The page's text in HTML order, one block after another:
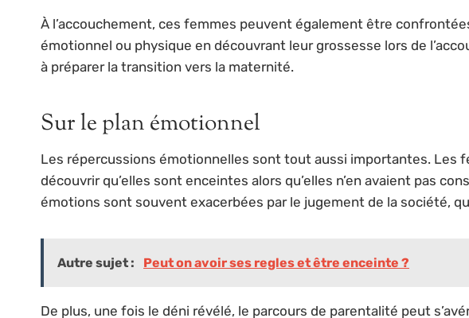
À l’accouchement, ces femmes peuvent également être
émotionnel ou physique en découvrant leur grossesse lors de
à préparer la transition vers la maternité.
Sur le plan émotionnel
Les répercussions émotionnelles sont tout aussi importantes. Les
découvrir qu’elles sont enceintes alors qu’elles n’en avaient pas
émotions sont souvent exacerbées par le jugement de la société,
Autre sujet : Peut on avoir ses regles et être enceinte ?
De plus, une fois le déni révélé, le parcours de parentalité peut